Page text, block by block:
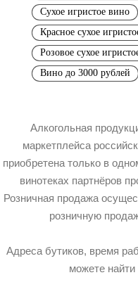
Сухое игристое вино
Красное сухое
Розовое сухое
Вино до 3000 рублей
Алкогольная
маркетплейса
приобретена только в
винотеках партнёров
Розничная продажа
розничную
Адреса бутиков, время
можете